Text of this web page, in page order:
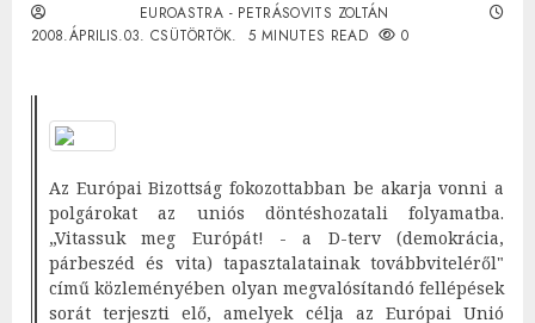
EUROASTRA - PETRÁSOVITS ZOLTÁN
2008.ÁPRILIS.03. CSÜTÖRTÖK.
5 MINUTES READ 0
Az Európai Bizottság fokozottabban be akarja vonni a
polgárokat az uniós döntéshozatali folyamatba.
„Vitassuk meg Európát! - a D-terv (demokrácia,
párbeszéd és vita) tapasztalatainak továbbviteléről"
című közleményében olyan megvalósítandó fellépések
sorát terjeszti elő, amelyek célja az Európai Unió